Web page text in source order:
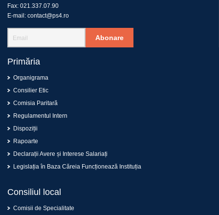
Fax: 021.337.07.90
E-mail: contact@ps4.ro
Abonare
Primăria
Organigrama
Consilier Etic
Comisia Paritară
Regulamentul Intern
Dispoziții
Rapoarte
Declarații Avere și Interese Salariați
Legislația în Baza Căreia Funcționează Instituția
Consiliul local
Comisii de Specialitate